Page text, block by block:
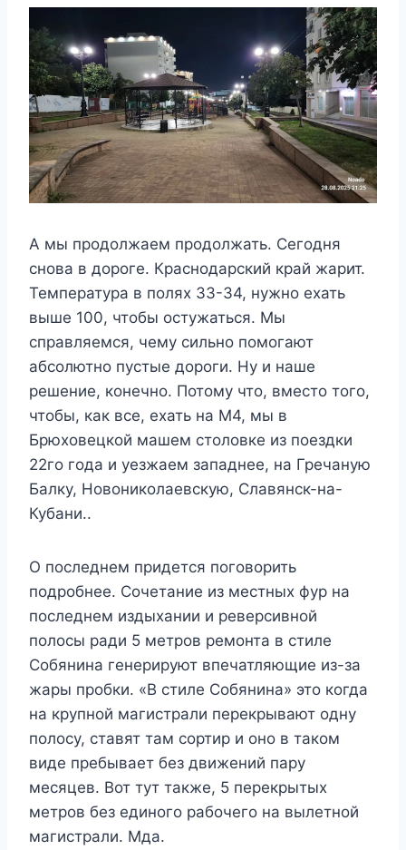
А мы продолжаем продолжать. Сегодня
снова в дороге. Краснодарский край жарит.
Температура в полях 33-34, нужно ехать
выше 100, чтобы остужаться. Мы
справляемся, чему сильно помогают
абсолютно пустые дороги. Ну и наше
решение, конечно. Потому что, вместо того,
чтобы, как все, ехать на М4, мы в
Брюховецкой машем столовке из поездки
22го года и уезжаем западнее, на Гречаную
Балку, Новониколаевскую, Славянск-на-
Кубани..
О последнем придется поговорить
подробнее. Сочетание из местных фур на
последнем издыхании и реверсивной
полосы ради 5 метров ремонта в стиле
Собянина генерируют впечатляющие из-за
жары пробки. «В стиле Собянина» это когда
на крупной магистрали перекрывают одну
полосу, ставят там сортир и оно в таком
виде пребывает без движений пару
месяцев. Вот тут также, 5 перекрытых
метров без единого рабочего на вылетной
магистрали. Мда.